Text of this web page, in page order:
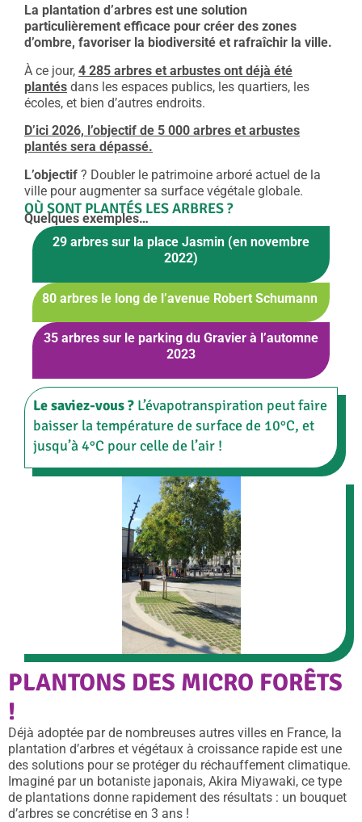
La plantation d’arbres est une solution
particulièrement efficace pour créer des zones
d’ombre, favoriser la biodiversité et rafraîchir la ville.
À ce jour, 4 285 arbres et arbustes ont déjà été
plantés dans les espaces publics, les quartiers, les
écoles, et bien d’autres endroits.
D’ici 2026, l’objectif de 5 000 arbres et arbustes
plantés sera dépassé.
L’objectif ? Doubler le patrimoine arboré actuel de la
ville pour augmenter sa surface végétale globale.
OÙ SONT PLANTÉS LES ARBRES ?
Quelques exemples…
29 arbres sur la place Jasmin (en novembre
2022)
80 arbres le long de l’avenue Robert Schumann
35 arbres sur le parking du Gravier à l’automne
2023
Le saviez-vous ? L’évapotranspiration peut faire
baisser la température de surface de 10°C, et
jusqu’à 4°C pour celle de l’air !
PLANTONS DES MICRO FORÊTS
!
Déjà adoptée par de nombreuses autres villes en France, la
plantation d’arbres et végétaux à croissance rapide est une
des solutions pour se protéger du réchauffement climatique.
Imaginé par un botaniste japonais, Akira Miyawaki, ce type
de plantations donne rapidement des résultats : un bouquet
d’arbres se concrétise en 3 ans !